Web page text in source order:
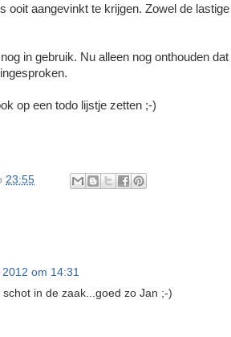
ooit aangevinkt te krijgen. Zowel de
in gebruik. Nu alleen nog onthouden
op een todo lijstje zetten ;-)
23:55
2012 om 14:31
schot in de zaak...goed zo Jan ;-)